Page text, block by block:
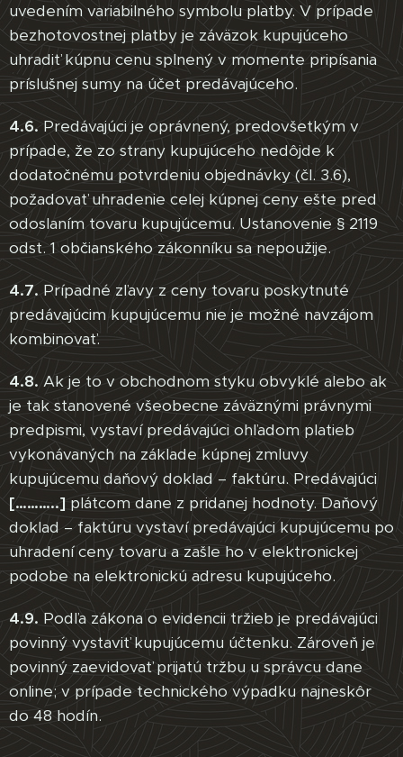
uvedením variabilného symbolu platby. V prípade
bezhotovostnej platby je záväzok kupujúceho
uhradiť kúpnu cenu splnený v momente pripísania
príslušnej sumy na účet predávajúceho.
4.6.Predávajúci je oprávnený, predovšetkým v
prípade, že zo strany kupujúceho nedôjde k
dodatočnému potvrdeniu objednávky (čl. 3.6),
požadovať uhradenie celej kúpnej ceny ešte pred
odoslaním tovaru kupujúcemu. Ustanovenie § 2119
odst. 1 občianského zákonníku sa nepoužije.
4.7. Prípadné zľavy z ceny tovaru poskytnuté
predávajúcim kupujúcemu nie je možné navzájom
kombinovať.
4.8. Ak je to v obchodnom styku obvyklé alebo ak
je tak stanovené všeobecne záväznými právnymi
predpismi, vystaví predávajúci ohľadom platieb
vykonávaných na základe kúpnej zmluvy
kupujúcemu daňový doklad – faktúru. Predávajúci
[………..] plátcom dane z pridanej hodnoty. Daňový
doklad – faktúru vystaví predávajúci kupujúcemu po
uhradení ceny tovaru a zašle ho v elektronickej
podobe na elektronickú adresu kupujúceho.
4.9. Podľa zákona o evidencii tržieb je predávajúci
povinný vystaviť kupujúcemu účtenku. Zároveň je
povinný zaevidovať prijatú tržbu u správcu dane
online; v prípade technického výpadku najneskôr
do 48 hodín.